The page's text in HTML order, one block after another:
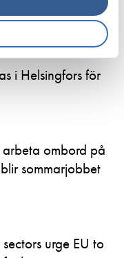
i Helsingfors för
ombord på
sommarjobbet
urge EU to